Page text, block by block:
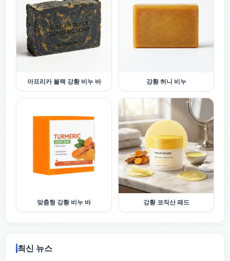
아프리카 블랙 강황 비누 바 강황 허니 비누
맞춤형 강황 비누 바 강황 코직산 패드
최신 뉴스